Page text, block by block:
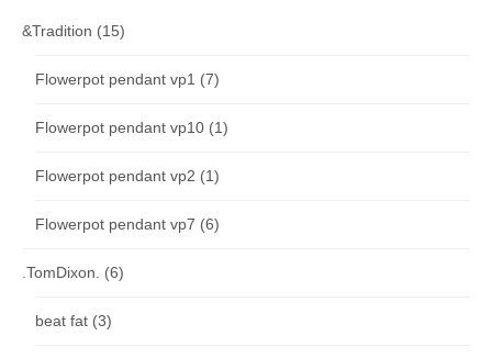
&Tradition (15)
Flowerpot pendant vp1 (7)
Flowerpot pendant vp10 (1)
Flowerpot pendant vp2 (1)
Flowerpot pendant vp7 (6)
.TomDixon. (6)
beat fat (3)